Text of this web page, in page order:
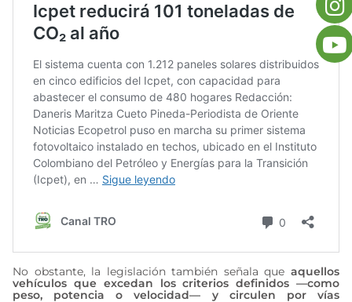
No obstante, la legislación también señala que aquellos
vehículos que excedan los criterios definidos —como
peso, potencia o velocidad— y circulen por vías